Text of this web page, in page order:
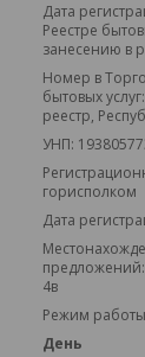
Дата
Реестре
занесению в
Номер в
бытовых
реестр,
УНП:
горисполком
Дата
4в
Режим
День